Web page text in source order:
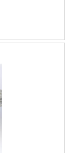
de pasta de
entre outros.
de tantos